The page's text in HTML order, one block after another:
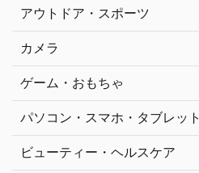
アウトドア・スポーツ
カメラ
ゲーム・おもちゃ
パソコン・スマホ・タブレット
ビューティー・ヘルスケア